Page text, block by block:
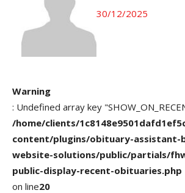
30/12/2025
Warning
: Undefined array key
/home/clients/
content/plugins/obituary-assistant-
website-solutions/public/partials/
public-display-recent-obituaries.php
on line20